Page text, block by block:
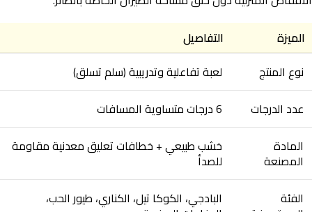
الميزة
التفاصيل
نوع المنتج
لعبة تفاعلية وتدريبية (سلم تسلق)
عدد الدرجات
6 درجات متساوية المسافات
المادة
المصنعة
خشب طبيعي + خطافات تعليق معدنية مقاومة
للصدأ
الفئة
البادجي، الكوكا تيل، الكناري، طيور الحب،